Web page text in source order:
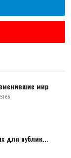
мир
5166
для публик...